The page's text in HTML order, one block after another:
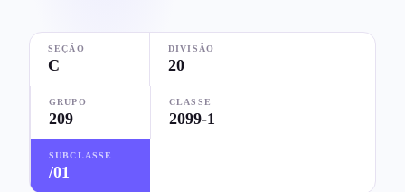
SEÇÃO
C
DIVISÃO
20
GRUPO
209
CLASSE
2099-1
SUBCLASSE
/01